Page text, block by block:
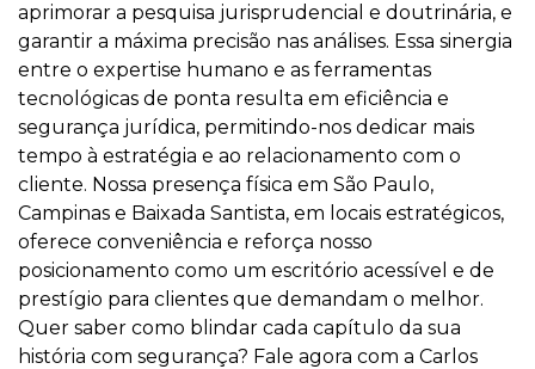
aprimorar a pesquisa jurisprudencial e doutrinária, e
garantir a máxima precisão nas análises. Essa sinergia
entre o expertise humano e as ferramentas
tecnológicas de ponta resulta em eficiência e
segurança jurídica, permitindo-nos dedicar mais
tempo à estratégia e ao relacionamento com o
cliente. Nossa presença física em São Paulo,
Campinas e Baixada Santista, em locais estratégicos,
oferece conveniência e reforça nosso
posicionamento como um escritório acessível e de
prestígio para clientes que demandam o melhor.
Quer saber como blindar cada capítulo da sua
história com segurança? Fale agora com a Carlos